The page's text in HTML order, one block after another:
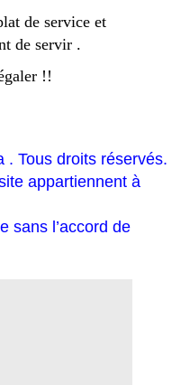
de service et
de servir .
!!
Tous droits réservés.
appartiennent à
sans l’accord de